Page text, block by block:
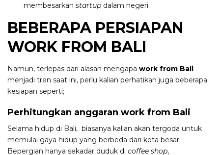
membesarkan startupdalam negeri.
BEBERAPA PERSIAPAN
WORK FROM BALI
Namun, terlepas dari alasan mengapa work from Bali
menjadi tren saat ini, perlu kalian perhatikan juga beberapa
kesiapan seperti;
Perhitungkan anggaran work from Bali
Selama hidup di Bali, biasanya kalian akan tergoda untuk
memulai gaya hidup yang berbeda dari kota besar.
Bepergian hanya sekadar duduk di coffee shop,